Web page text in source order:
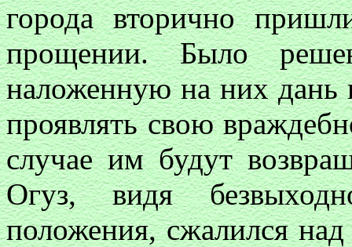
города вторично
прощении. Было
наложенную на них дань
проявлять свою
случае им будут
Огуз, видя
положения, сжалился